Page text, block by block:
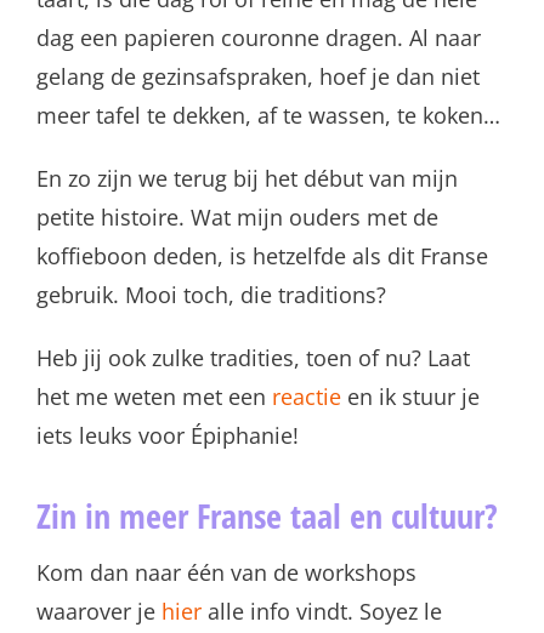
dag een papieren couronne dragen. Al naar
gelang de gezinsafspraken, hoef je dan niet
meer tafel te dekken, af te wassen, te koken…
En zo zijn we terug bij het début van mijn
petite histoire. Wat mijn ouders met de
koffieboon deden, is hetzelfde als dit Franse
gebruik. Mooi toch, die traditions?
Heb jij ook zulke tradities, toen of nu? Laat
het me weten met een reactieen ik stuur je
iets leuks voor Épiphanie!
Zin in meer Franse taal en cultuur?
Kom dan naar één van de workshops
waarover jehieralle info vindt. Soyez le